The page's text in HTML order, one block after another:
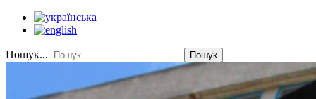
Пошук... Пошук